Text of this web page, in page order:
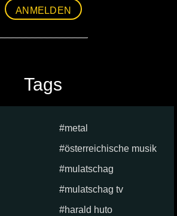
ANMELDEN
Tags
metal
österreichische musik
mulatschag
mulatschag tv
harald huto